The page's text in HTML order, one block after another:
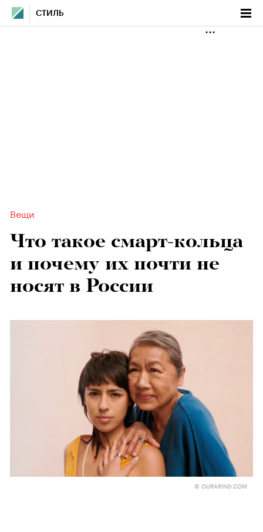
СТИЛЬ
Вещи
Что такое смарт-кольца
и почему их почти не
носят в России
© OURARING.COM